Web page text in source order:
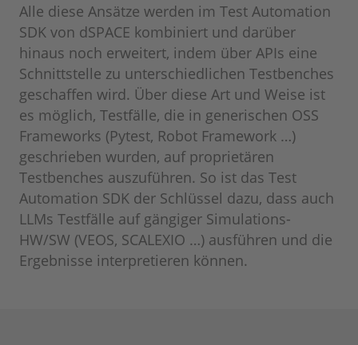
Alle diese Ansätze werden im Test Automation
SDK von dSPACE kombiniert und darüber
hinaus noch erweitert, indem über APIs eine
Schnittstelle zu unterschiedlichen Testbenches
geschaffen wird. Über diese Art und Weise ist
es möglich, Testfälle, die in generischen OSS
Frameworks (Pytest, Robot Framework …)
geschrieben wurden, auf proprietären
Testbenches auszuführen. So ist das Test
Automation SDK der Schlüssel dazu, dass auch
LLMs Testfälle auf gängiger Simulations-
HW/SW (VEOS, SCALEXIO …) ausführen und die
Ergebnisse interpretieren können.